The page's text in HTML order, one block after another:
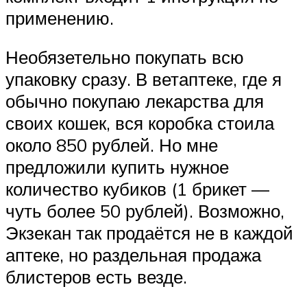
применению.
Необязетельно покупать всю
упаковку сразу. В ветаптеке, где я
обычно покупаю лекарства для
своих кошек, вся коробка стоила
около 850 рублей. Но мне
предложили купить нужное
количество кубиков (1 брикет —
чуть более 50 рублей). Возможно,
Экзекан так продаётся не в каждой
аптеке, но раздельная продажа
блистеров есть везде.